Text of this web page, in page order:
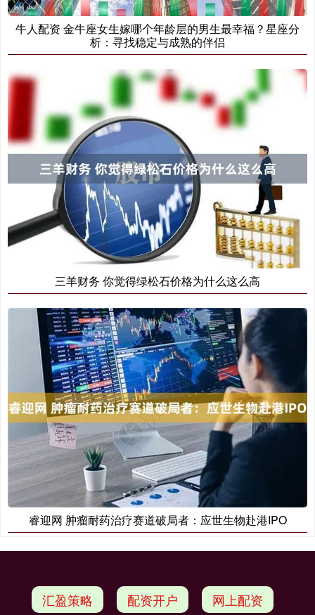
牛人配资 金牛座女生嫁哪个年龄层的男生最幸福？星座分
析：寻找稳定与成熟的伴侣
三羊财务 你觉得绿松石价格为什么这么高
睿迎网 肿瘤耐药治疗赛道破局者：应世生物赴港IPO
汇盈策略 配资开户 网上配资